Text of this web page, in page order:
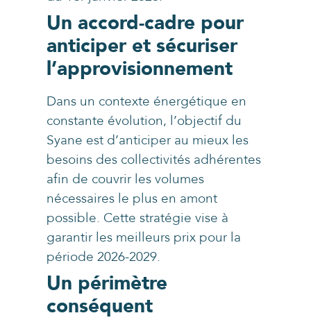
Un accord-cadre pour
anticiper et sécuriser
l’approvisionnement
Dans un contexte énergétique en
constante évolution, l’objectif du
Syane est d’anticiper au mieux les
besoins des collectivités adhérentes
afin de couvrir les volumes
nécessaires le plus en amont
possible. Cette stratégie vise à
garantir les meilleurs prix pour la
période 2026-2029.
Un périmètre
conséquent